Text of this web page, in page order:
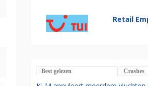
Retail
Best gelezen Crashes